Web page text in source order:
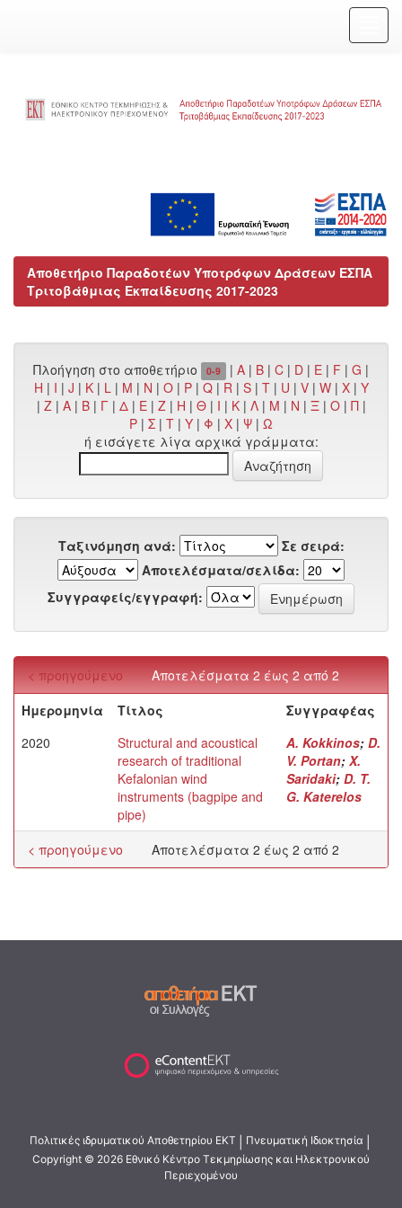
Αποθετήριο Παραδοτέων Υποτρόφων Δράσεων ΕΣΠΑ
Τριτοβάθμιας Εκπαίδευσης 2017-2023
Πλοήγηση στο αποθετήριο 0-9 |A | B |C | D | E | F |G |
H | I | J | K | L | M | N | O | P | Q | R | S | T | U | V | W | X | Y
| Z | Α | Β | Γ | Δ | Ε | Ζ | Η | Θ | Ι | Κ | Λ | Μ | Ν | Ξ | Ο | Π |
Ρ | Σ | Τ | Υ | Φ | Χ | Ψ | Ω
ή εισάγετε λίγα αρχικά γράμματα:
Ταξινόμηση ανά:
Σε σειρά:
Αποτελέσματα/σελίδα:
Συγγραφείς/εγγραφή:
Αποτελέσματα 2 έως 2 από 2
< προηγούμενο
Ημερομηνία
Τίτλος
Συγγραφέας
2020
Structural and acoustical
research of traditional
Kefalonian wind
instruments (bagpipe and
pipe)
A. Kokkinos; D.
V. Portan; X.
Saridaki; D. T.
G. Katerelos
Αποτελέσματα 2 έως 2 από 2
< προηγούμενο